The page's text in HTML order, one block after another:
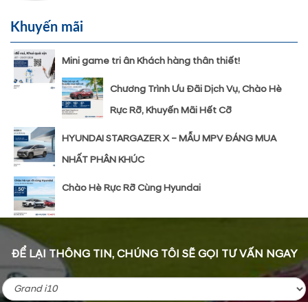
Khuyến mãi
Mini game tri ân Khách hàng thân thiết!
Chương Trình Ưu Đãi Dịch Vụ, Chào Hè
Rực Rỡ, Khuyến Mãi Hết Cỡ
HYUNDAI STARGAZER X – MẪU MPV ĐÁNG MUA
NHẤT PHÂN KHÚC
Chào Hè Rực Rỡ Cùng Hyundai
ĐỂ LẠI THÔNG TIN, CHÚNG TÔI SẼ GỌI TƯ VẤN NGAY